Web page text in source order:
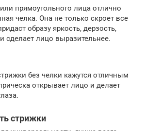
прямоугольного лица отлично
челка. Она не только скроет все
образу яркость, дерзость,
сделает лицо выразительнее.
без челки кажутся отличным
открывает лицо и делает
стрижки